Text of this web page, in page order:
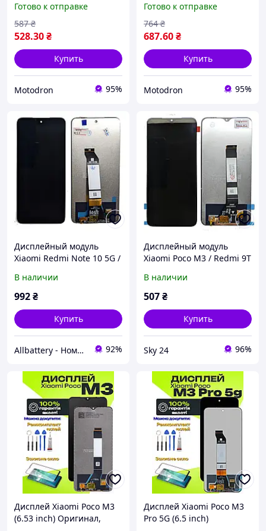
экран, дисплейный
модуль, модуль экрана
Готово к отправке
528.30₴
587 ₴
Купить
Motodron 95%
корпусной рамкой |
экран, дисплейный
модуль, модуль экрана
Готово к отправке
687.60₴
764 ₴
Купить
Motodron 95%
Дисплейный модуль
Xiaomi Redmi Note 10 5G /
и экран
В наличии
992₴
Купить
Allbattery - Номер Один в Украине в Области Аккумуляторов для Ноутбуков. 92%
Дисплейный модуль
Xiaomi Poco M3 / Redmi 9T
В наличии
507₴
Купить
Sky 24 96%
Дисплей Xiaomi Poco M3
(6.53 inch) Оригинал,
Дисплей Xiaomi Poco M3
Pro 5G (6.5 inch)